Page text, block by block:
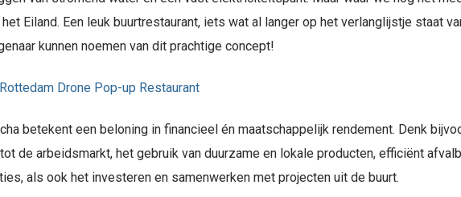
Eiland. Een leuk buurtrestaurant, iets wat al langer op het verlanglijstje staat
kunnen noemen van dit prachtige concept!
betekent een beloning in financieel én maatschappelijk rendement. Denk
de arbeidsmarkt, het gebruik van duurzame en lokale producten, efficiënt
als ook het investeren en samenwerken met projecten uit de buurt.